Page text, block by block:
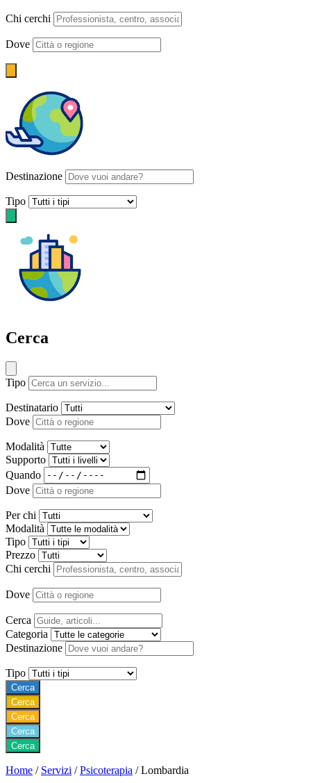
Chi cerchi
Dove
Destinazione
Tipo
Cerca
Tipo
Destinatario
Dove
Modalità
Supporto
Quando
Dove
Per chi
Modalità
Tipo
Prezzo
Chi cerchi
Dove
Cerca
Categoria
Destinazione
Tipo
Cerca
Cerca
Cerca
Cerca
Cerca
Home / Servizi / Psicoterapia / Lombardia